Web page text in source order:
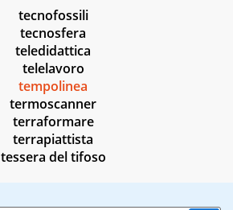
tecnofossili
tecnosfera
teledidattica
telelavoro
tempolinea
termoscanner
terraformare
terrapiattista
tessera del tifoso